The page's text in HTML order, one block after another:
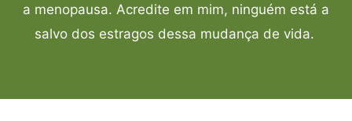
a menopausa. Acredite em mim, ninguém está a
salvo dos estragos dessa mudança de vida.